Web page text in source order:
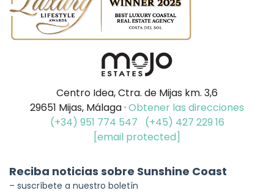
Centro Idea, Ctra. de Mijas km. 3,6
29651 Mijas, Málaga · Obtener las direcciones
(+34) 951 774 547
(+45) 427 229 16
[email protected]